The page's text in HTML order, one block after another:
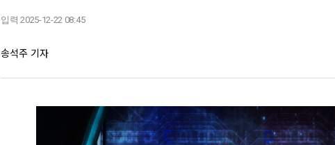
입력 2025-12-22 08:45
송석주 기자